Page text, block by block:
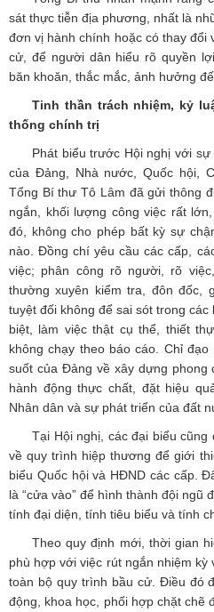
sát thực tiễn địa phương, nhất là
đơn vị hành chính hoặc có thay đổi
cử, để người dân hiểu rõ quyền
băn khoăn, thắc mắc, ảnh hưởng
Tinh thần trách nhiệm, kỷ
thống chính trị
Phát biểu trước Hội nghị với
của Đảng, Nhà nước, Quốc hội,
Tổng Bí thư Tô Lâm đã gửi thông
ngắn, khối lượng công việc rất
đó, không cho phép bất kỳ sự
nào. Đồng chí yêu cầu các cấp,
việc; phân công rõ người, rõ
thường xuyên kiểm tra, đôn đốc,
tuyệt đối không để sai sót trong
biệt, làm việc thật cụ thể, thiết
không chạy theo báo cáo. Chỉ
suốt của Đảng về xây dựng phong
hành động thực chất, đặt hiệu
Nhân dân và sự phát triển của đất
Tại Hội nghị, các đại biểu
về quy trình hiệp thương để giới
biểu Quốc hội và HĐND các cấp.
là “cửa vào” để hình thành đội ngũ
tính đại diện, tính tiêu biểu và tính
Theo quy định mới, thời gian
phù hợp với việc rút ngắn nhiệm
toàn bộ quy trình bầu cử. Điều đó
động, khoa học, phối hợp chặt chẽ